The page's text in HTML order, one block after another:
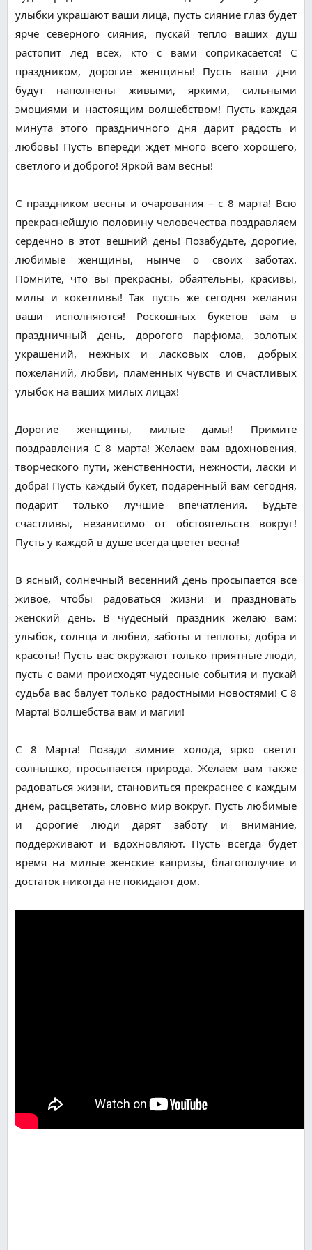
улыбки украшают ваши лица, пусть сияние глаз будет
ярче северного сияния, пускай тепло ваших душ
растопит лед всех, кто с вами соприкасается! С
праздником, дорогие женщины! Пусть ваши дни
будут наполнены живыми, яркими, сильными
эмоциями и настоящим волшебством! Пусть каждая
минута этого праздничного дня дарит радость и
любовь! Пусть впереди ждет много всего хорошего,
светлого и доброго! Яркой вам весны!
С праздником весны и очарования – с 8 марта! Всю
прекраснейшую половину человечества поздравляем
сердечно в этот вешний день! Позабудьте, дорогие,
любимые женщины, нынче о своих заботах.
Помните, что вы прекрасны, обаятельны, красивы,
милы и кокетливы! Так пусть же сегодня желания
ваши исполняются! Роскошных букетов вам в
праздничный день, дорогого парфюма, золотых
украшений, нежных и ласковых слов, добрых
пожеланий, любви, пламенных чувств и счастливых
улыбок на ваших милых лицах!
Дорогие женщины, милые дамы! Примите
поздравления С 8 марта! Желаем вам вдохновения,
творческого пути, женственности, нежности, ласки и
добра! Пусть каждый букет, подаренный вам сегодня,
подарит только лучшие впечатления. Будьте
счастливы, независимо от обстоятельств вокруг!
Пусть у каждой в душе всегда цветет весна!
В ясный, солнечный весенний день просыпается все
живое, чтобы радоваться жизни и праздновать
женский день. В чудесный праздник желаю вам:
улыбок, солнца и любви, заботы и теплоты, добра и
красоты! Пусть вас окружают только приятные люди,
пусть с вами происходят чудесные события и пускай
судьба вас балует только радостными новостями! С 8
Марта! Волшебства вам и магии!
С 8 Марта! Позади зимние холода, ярко светит
солнышко, просыпается природа. Желаем вам также
радоваться жизни, становиться прекраснее с каждым
днем, расцветать, словно мир вокруг. Пусть любимые
и дорогие люди дарят заботу и внимание,
поддерживают и вдохновляют. Пусть всегда будет
время на милые женские капризы, благополучие и
достаток никогда не покидают дом.